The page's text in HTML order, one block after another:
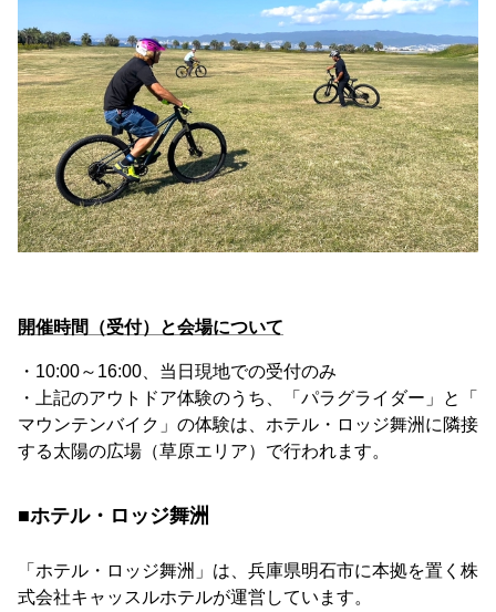
開催時間（受付）と会場について
・10:00～16:00、当日現地での受付のみ
・上記のアウトドア体験のうち、「パラグライダー」と「
マウンテンバイク」の体験は、ホテル・ロッジ舞洲に隣接
する太陽の広場（草原エリア）で行われます。
■ホテル・ロッジ舞洲
「ホテル・ロッジ舞洲」は、兵庫県明石市に本拠を置く株
式会社キャッスルホテルが運営しています。